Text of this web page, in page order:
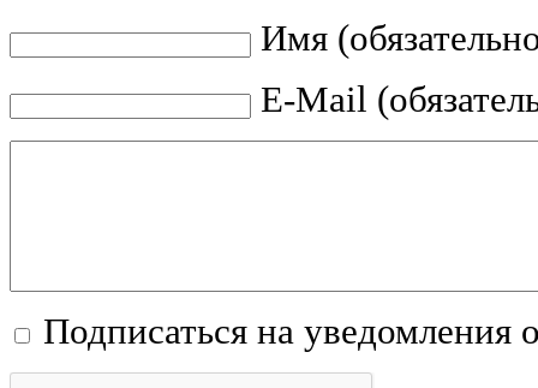
Имя
E-Mail
Подписаться на уведомления